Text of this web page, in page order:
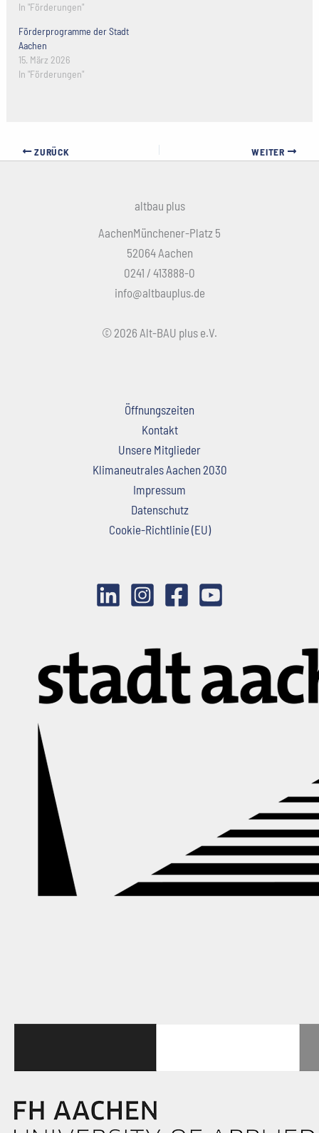
In "Förderungen"
Förderprogramme der Stadt
Aachen
15. März 2026
In "Förderungen"
ZURÜCK WEITER
altbau plus
AachenMünchener-Platz 5
52064 Aachen
0241 / 413888-0
info@altbauplus.de
© 2026 Alt-BAU plus e.V.
Öffnungszeiten
Kontakt
Unsere Mitglieder
Klimaneutrales Aachen 2030
Impressum
Datenschutz
Cookie-Richtlinie (EU)